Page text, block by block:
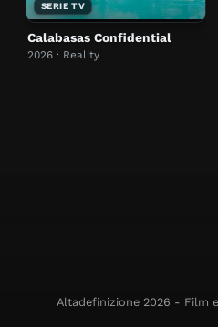
SERIE TV
Calabasas Confidential
2026 · Reality
Altadefinizione 2026 - Film